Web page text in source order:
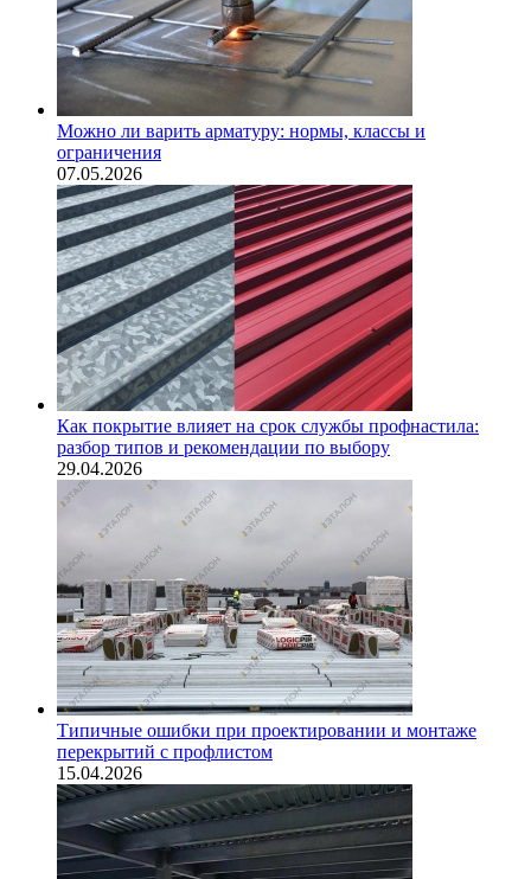
Можно ли варить арматуру: нормы, классы и
ограничения
07.05.2026
Как покрытие влияет на срок службы профнастила:
разбор типов и рекомендации по выбору
29.04.2026
Типичные ошибки при проектировании и монтаже
перекрытий с профлистом
15.04.2026